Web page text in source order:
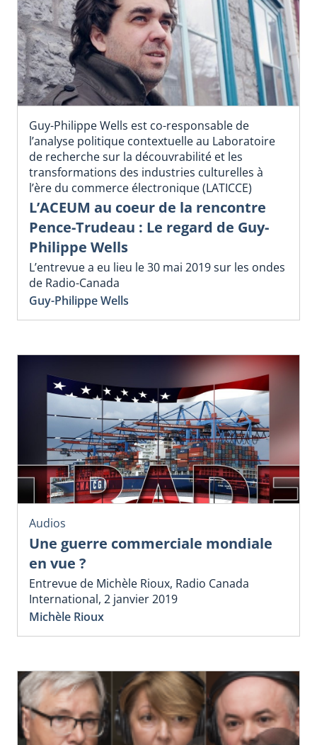
Guy-Philippe Wells est co-responsable de
l’analyse politique contextuelle au Laboratoire
de recherche sur la découvrabilité et les
transformations des industries culturelles à
l’ère du commerce électronique (LATICCE)
L’ACEUM au coeur de la rencontre
Pence-Trudeau : Le regard de Guy-
Philippe Wells
L’entrevue a eu lieu le 30 mai 2019 sur les ondes
de Radio-Canada
Guy-Philippe Wells
Audios
Une guerre commerciale mondiale
en vue ?
Entrevue de Michèle Rioux, Radio Canada
International, 2 janvier 2019
Michèle Rioux